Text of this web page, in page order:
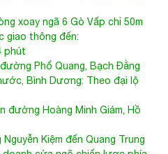
xoay ngã 6 Gò Vấp chỉ 50m
giao thông đến:
phút
Phổ Quang, Bạch Đằng
Bình Dương: Theo đại lộ
đường Hoàng Minh Giám, Hồ
Kiệm đến Quang Trung